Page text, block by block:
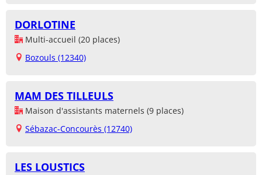
DORLOTINE
Multi-accueil (20 places)
Bozouls (12340)
MAM DES TILLEULS
Maison d'assistants maternels (9 places)
Sébazac-Concourès (12740)
LES LOUSTICS